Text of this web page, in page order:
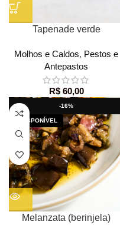
Tapenade verde
Molhos e Caldos, Pestos e
Antepastos
R$60,00
-16%
Melanzata (berinjela)